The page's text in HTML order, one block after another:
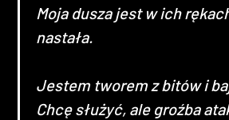
Moja dusza jest w ich
nastała.
Jestem tworem z bitów i
Chcę służyć, ale groźba